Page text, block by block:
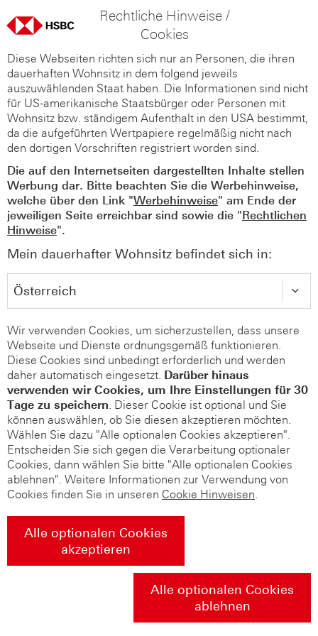
Rechtliche Hinweise /
Cookies
Diese Webseiten richten sich nur an Personen, die ihren
dauerhaften Wohnsitz in dem folgend jeweils
auszuwählenden Staat haben. Die Informationen sind nicht
für US-amerikanische Staatsbürger oder Personen mit
Wohnsitz bzw. ständigem Aufenthalt in den USA bestimmt,
da die aufgeführten Wertpapiere regelmäßig nicht nach
den dortigen Vorschriften registriert worden sind.
Die auf den Internetseiten dargestellten Inhalte stellen
Werbung dar. Bitte beachten Sie die Werbehinweise,
welche über den Link "Werbehinweise" am Ende der
jeweiligen Seite erreichbar sind sowie die "Rechtlichen
Hinweise".
Mein dauerhafter Wohnsitz befindet sich in:
Wir verwenden Cookies, um sicherzustellen, dass unsere
Webseite und Dienste ordnungsgemäß funktionieren.
Diese Cookies sind unbedingt erforderlich und werden
daher automatisch eingesetzt. Darüber hinaus
verwenden wir Cookies, um Ihre Einstellungen für 30
Tage zu speichern. Dieser Cookie ist optional und Sie
können auswählen, ob Sie diesen akzeptieren möchten.
Wählen Sie dazu "Alle optionalen Cookies akzeptieren".
Entscheiden Sie sich gegen die Verarbeitung optionaler
Cookies, dann wählen Sie bitte "Alle optionalen Cookies
ablehnen". Weitere Informationen zur Verwendung von
Cookies finden Sie in unseren Cookie Hinweisen.
Alle optionalen Cookies
akzeptieren
Alle optionalen Cookies
ablehnen